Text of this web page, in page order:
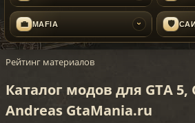
💼 MAFIA › 🛡
Рейтинг материалов
Каталог модов для GTA 5,
Andreas GtaMania.ru